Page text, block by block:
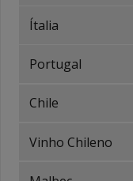
Ítalia
Portugal
Chile
Vinho Chileno